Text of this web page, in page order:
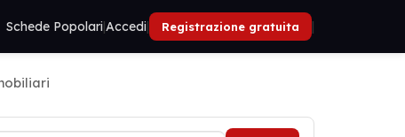
Schede Popolari|Accedi| Registrazione gratuita |